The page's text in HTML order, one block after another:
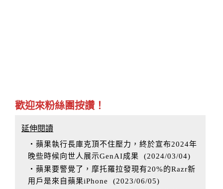
歡迎來粉絲團按讚！
延伸閱讀
‧蘋果執行長庫克頂不住壓力，終於宣布2024年
晚些時候向世人展示GenAI成果
(2024/03/04)
‧蘋果要警覺了，摩托羅拉發現有20%的Razr新
用戶是來自蘋果iPhone
(2023/06/05)